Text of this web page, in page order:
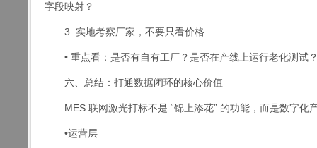
字段映射？
3. 实地考察厂家，不要只看价格
• 重点看：是否有自有工厂？是否在产线上运行老化测试
六、总结：打通数据闭环的核心价值
MES 联网激光打标不是 “锦上添花” 的功能，而是数字化
•运营层